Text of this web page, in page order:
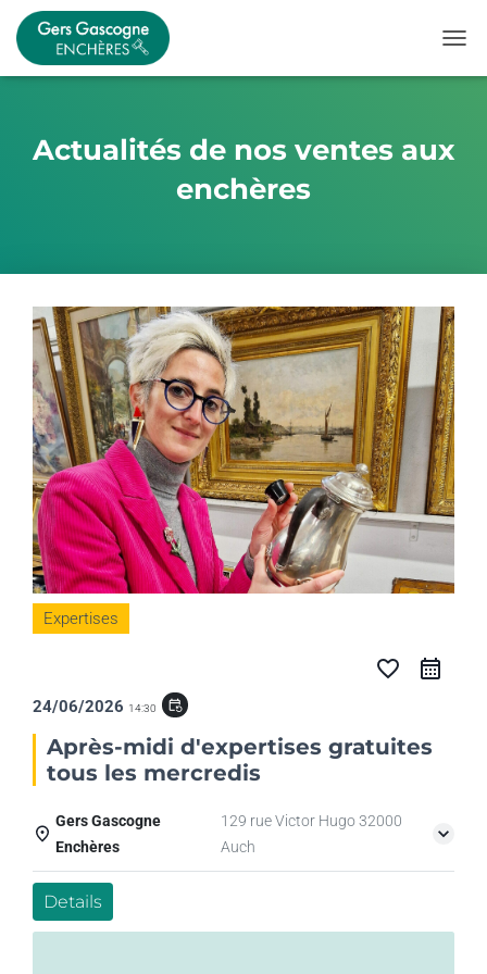
Actualités de nos ventes aux
enchères
Expertises
favorite_border
24/06/2026 14:30 event_repeat
Après-midi d'expertises gratuites
tous les mercredis
Gers Gascogne
Enchères
129 rue Victor Hugo 32000
Auch
Details